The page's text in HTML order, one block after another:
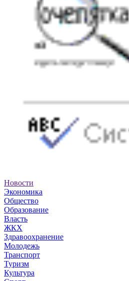
Новости
Экономика
Общество
Образование
Власть
ЖКХ
Здравоохранение
Молодежь
Транспорт
Туризм
Культура